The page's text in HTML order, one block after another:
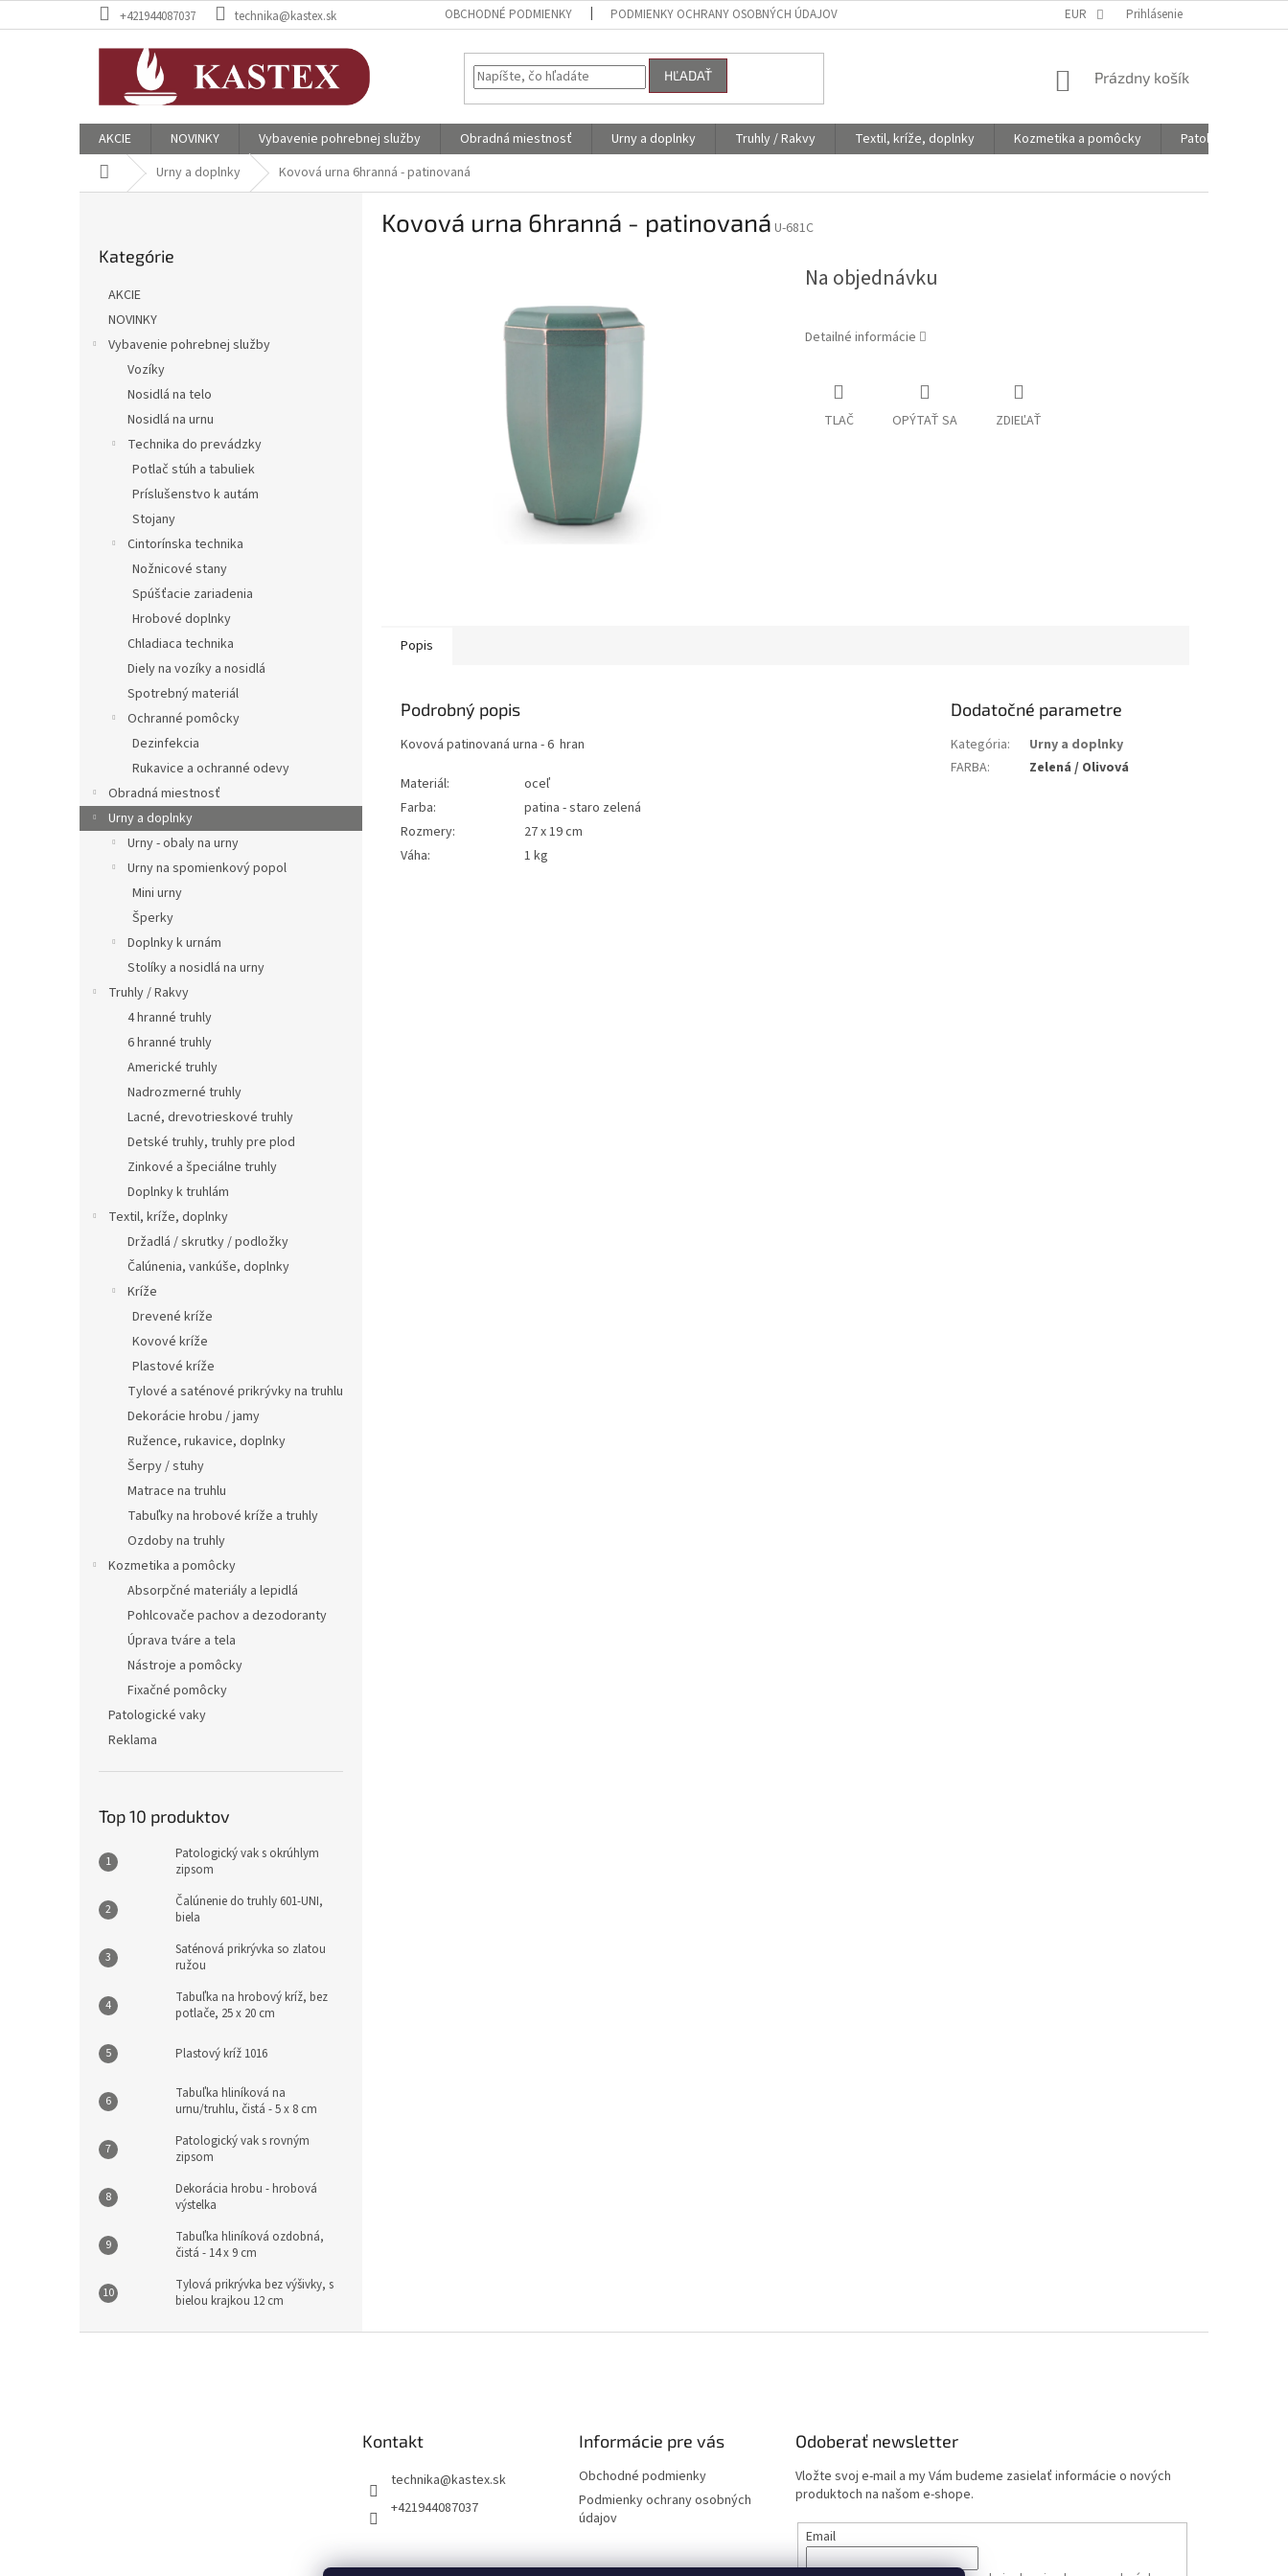
na
+421944087037 technika@kastex.sk OBCHODNÉ PODMIENKY PODMIENKY OCHRANY OSOBNÝCH ÚDAJOV EUR Prihlásenie
HĽADAŤ
NÁKUPNÝ
Prázdny košík
AKCIE NOVINKY Vybavenie pohrebnej služby Obradná miestnosť Urny a doplnky Truhly / Rakvy Textil, kríže, doplnky Kozmetika a pomôcky
Patologické vaky
DomovUrny a doplnky Kovová urna 6hranná - patinovaná
kategórie
Kategórie
AKCIE
NOVINKY
Vybavenie pohrebnej služby
Vozíky
Nosidlá na telo
Nosidlá na urnu
Technika do prevádzky
Potlač stúh a tabuliek
Príslušenstvo k autám
Stojany
Cintorínska technika
Nožnicové stany
Spúšťacie zariadenia
Hrobové doplnky
Chladiaca technika
Diely na vozíky a nosidlá
Spotrebný materiál
Ochranné pomôcky
Dezinfekcia
Rukavice a ochranné odevy
Obradná miestnosť
Urny a doplnky
Urny - obaly na urny
Urny na spomienkový popol
Mini urny
Šperky
Doplnky k urnám
Stolíky a nosidlá na urny
Truhly / Rakvy
4 hranné truhly
6 hranné truhly
Americké truhly
Nadrozmerné truhly
Lacné, drevotrieskové truhly
Detské truhly, truhly pre plod
Zinkové a špeciálne truhly
Doplnky k truhlám
Textil, kríže, doplnky
Držadlá / skrutky / podložky
Čalúnenia, vankúše, doplnky
Kríže
Drevené kríže
Kovové kríže
Plastové kríže
Tylové a saténové prikrývky na truhlu
Dekorácie hrobu / jamy
Ružence, rukavice, doplnky
Šerpy / stuhy
Matrace na truhlu
Tabuľky na hrobové kríže a truhly
Ozdoby na truhly
Kozmetika a pomôcky
Absorpčné materiály a lepidlá
Pohlcovače pachov a dezodoranty
Úprava tváre a tela
Nástroje a pomôcky
Fixačné pomôcky
Patologické vaky
Reklama
Top 10 produktov
Patologický vak s okrúhlym
zipsom
Čalúnenie do truhly 601-UNI,
biela
Saténová prikrývka so zlatou
ružou
Tabuľka na hrobový kríž, bez
potlače, 25 x 20 cm
Plastový kríž 1016
Tabuľka hliníková na
urnu/truhlu, čistá - 5 x 8 cm
Patologický vak s rovným
zipsom
Dekorácia hrobu - hrobová
výstelka
Tabuľka hliníková ozdobná,
čistá - 14 x 9 cm
Tylová prikrývka bez výšivky, s
bielou krajkou 12 cm
Kovová urna 6hranná - patinovaná U-681C
Na objednávku
Detailné informácie
TLAČ OPÝTAŤ SA ZDIEĽAŤ
Popis
Podrobný popis
Kovová patinovaná urna - 6 hran
Materiál:
oceľ
Farba:
patina - staro zelená
Rozmery:
27 x 19 cm
Váha:
1 kg
Dodatočné parametre
Kategória:
Urny a doplnky
FARBA: Zelená / Olivová
Kontakt
technika@kastex.sk
+421944087037
Informácie pre vás
Obchodné podmienky
Podmienky ochrany osobných
údajov
Odoberať newsletter
Vložte svoj e-mail a my Vám budeme zasielať informácie o nových
produktoch na našom e-shope.
Email